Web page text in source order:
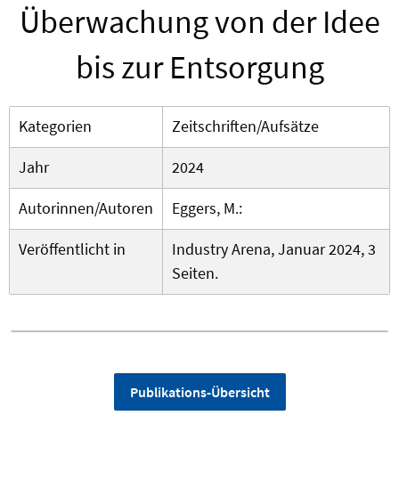
Überwachung von der Idee
bis zur Entsorgung
Kategorien
Zeitschriften/Aufsätze
Jahr
2024
Autorinnen/Autoren
Eggers, M.:
Veröffentlicht in
Industry Arena, Januar 2024, 3
Seiten.
Publikations-Übersicht